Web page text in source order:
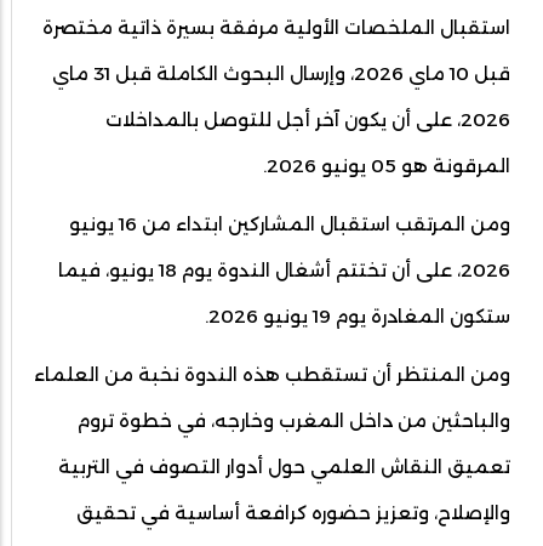
استقبال الملخصات الأولية مرفقة بسيرة ذاتية مختصرة
قبل 10 ماي 2026، وإرسال البحوث الكاملة قبل 31 ماي
2026، على أن يكون آخر أجل للتوصل بالمداخلات
المرقونة هو 05 يونيو 2026.
ومن المرتقب استقبال المشاركين ابتداء من 16 يونيو
2026، على أن تختتم أشغال الندوة يوم 18 يونيو، فيما
ستكون المغادرة يوم 19 يونيو 2026.
ومن المنتظر أن تستقطب هذه الندوة نخبة من العلماء
والباحثين من داخل المغرب وخارجه، في خطوة تروم
تعميق النقاش العلمي حول أدوار التصوف في التربية
والإصلاح، وتعزيز حضوره كرافعة أساسية في تحقيق